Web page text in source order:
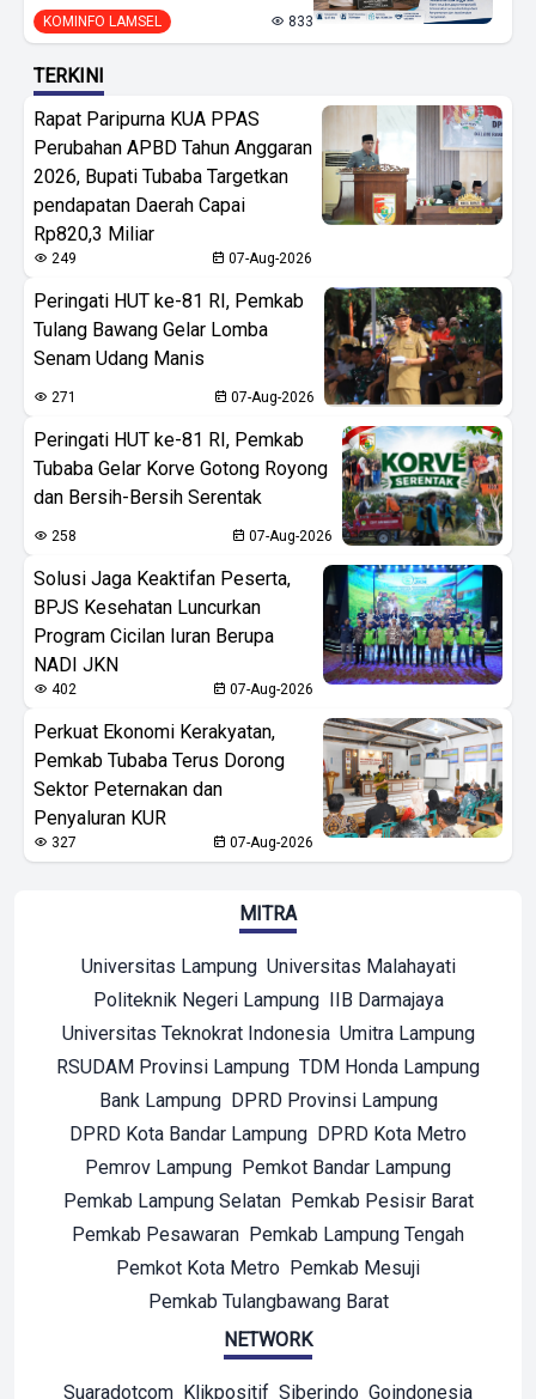
KOMINFO LAMSEL 833
TERKINI
Rapat Paripurna KUA PPAS
Perubahan APBD Tahun Anggaran
2026, Bupati Tubaba Targetkan
pendapatan Daerah Capai
Rp820,3 Miliar
249 07-Aug-2026
Peringati HUT ke-81 RI, Pemkab
Tulang Bawang Gelar Lomba
Senam Udang Manis
271 07-Aug-2026
Peringati HUT ke-81 RI, Pemkab
Tubaba Gelar Korve Gotong Royong
dan Bersih-Bersih Serentak
258 07-Aug-2026
Solusi Jaga Keaktifan Peserta,
BPJS Kesehatan Luncurkan
Program Cicilan Iuran Berupa
NADI JKN
402 07-Aug-2026
Perkuat Ekonomi Kerakyatan,
Pemkab Tubaba Terus Dorong
Sektor Peternakan dan
Penyaluran KUR
327 07-Aug-2026
MITRA
Universitas Lampung Universitas Malahayati
Politeknik Negeri Lampung IIB Darmajaya
Universitas Teknokrat Indonesia Umitra Lampung
RSUDAM Provinsi Lampung TDM Honda Lampung
Bank Lampung DPRD Provinsi Lampung
DPRD Kota Bandar Lampung DPRD Kota Metro
Pemrov Lampung Pemkot Bandar Lampung
Pemkab Lampung Selatan Pemkab Pesisir Barat
Pemkab Pesawaran Pemkab Lampung Tengah
Pemkot Kota Metro Pemkab Mesuji
Pemkab Tulangbawang Barat
NETWORK
Suaradotcom Klikpositif Siberindo Goindonesia